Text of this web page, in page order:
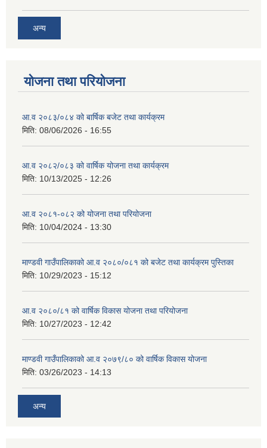
अन्य
योजना तथा परियोजना
आ.व २०८३/०८४ को बार्षिक बजेट तथा कार्यक्रम
मिति: 08/06/2026 - 16:55
आ.व २०८२/०८३ को वार्षिक योजना तथा कार्यक्रम
मिति: 10/13/2025 - 12:26
आ.व २०८१-०८२ को योजना तथा परियोजना
मिति: 10/04/2024 - 13:30
माण्डवी गाउँपालिकाको आ.व २०८०/०८१ को बजेट तथा कार्यक्रम पुस्तिका
मिति: 10/29/2023 - 15:12
आ.व २०८०/८१ को वार्षिक विकास योजना तथा परियोजना
मिति: 10/27/2023 - 12:42
माण्डवी गाउँपालिकाको आ.व २०७९/८० को वार्षिक विकास योजना
मिति: 03/26/2023 - 14:13
अन्य